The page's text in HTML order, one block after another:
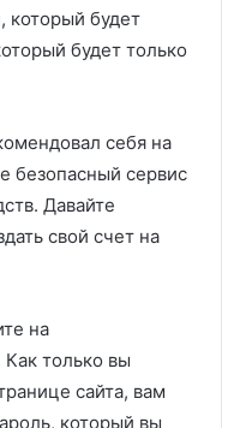
который будет
будет только
себя на
безопасный сервис
Давайте
свой счет на
на
Как только вы
сайта, вам
который вы